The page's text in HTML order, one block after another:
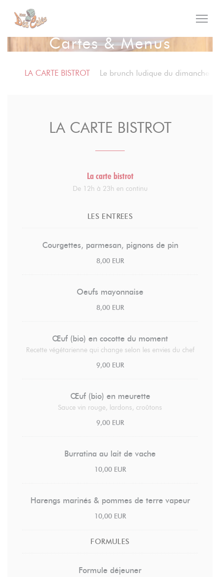
Personnalisation de vos choix en matière de cookies
Cartes & Menus
LA CARTE BISTROT Le brunch ludique du dimanche
LA CARTE BISTROT
La carte bistrot
De 12h à 23h en continu
LES ENTREES
Courgettes, parmesan, pignons de pin
8,00 EUR
Oeufs mayonnaise
8,00 EUR
Œuf (bio) en cocotte du moment
Recette végétarienne qui change selon les envies du chef
9,00 EUR
Œuf (bio) en meurette
Sauce vin rouge, lardons, croûtons
9,00 EUR
Burratina au lait de vache
10,00 EUR
Harengs marinés & pommes de terre vapeur
10,00 EUR
FORMULES
Formule déjeuner